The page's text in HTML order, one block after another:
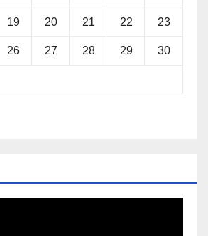
19 20 21 22 23
26 27 28 29 30